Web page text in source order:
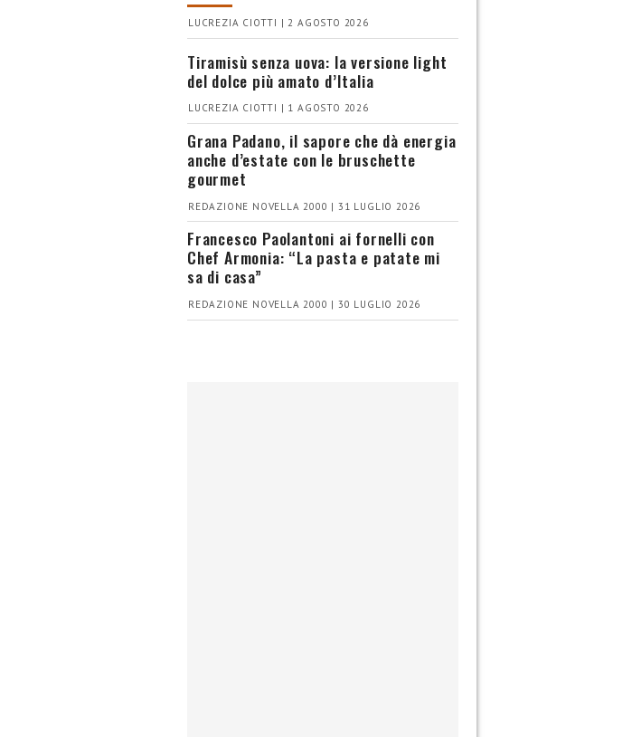
LUCREZIA CIOTTI | 2 AGOSTO 2026
Tiramisù senza uova: la versione light
del dolce più amato d’Italia
LUCREZIA CIOTTI | 1 AGOSTO 2026
Grana Padano, il sapore che dà energia
anche d’estate con le bruschette
gourmet
REDAZIONE NOVELLA 2000 | 31 LUGLIO 2026
Francesco Paolantoni ai fornelli con
Chef Armonia: “La pasta e patate mi
sa di casa”
REDAZIONE NOVELLA 2000 | 30 LUGLIO 2026